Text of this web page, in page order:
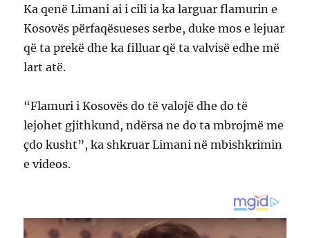
Ka qenë Limani ai i cili ia ka larguar flamurin e
Kosovës përfaqësueses serbe, duke mos e lejuar
që ta prekë dhe ka filluar që ta valvisë edhe më
lart atë.
“Flamuri i Kosovës do të valojë dhe do të
lejohet gjithkund, ndërsa ne do ta mbrojmë me
çdo kusht”, ka shkruar Limani në mbishkrimin
e videos.